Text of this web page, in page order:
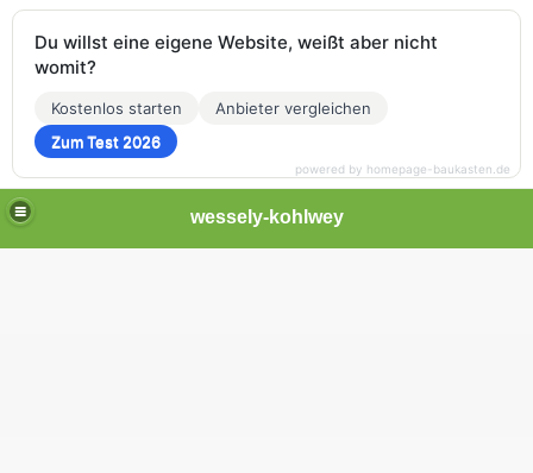
wessely-kohlwey
Du willst eine eigene Website, weißt aber nicht
womit?
Kostenlos starten
Anbieter vergleichen
Zum Test 2026
powered by homepage-baukasten.de